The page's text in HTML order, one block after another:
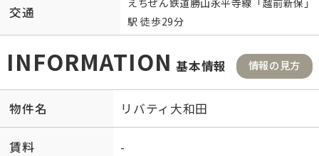
交通
駅 徒歩29分
INFORMATION 基本情報 情報の見方
物件名 リバティ大和田
賃料 -